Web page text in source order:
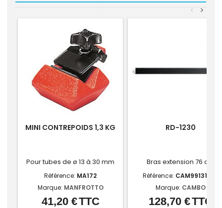
>
<
MINI CONTREPOIDS 1,3 KG
Pour tubes de ø 13 à 30 mm
Référence: MA172
Marque: MANFROTTO
Prix
41,20 €TTC
RD-1230
Bras extension 76 cm
Référence: CAM99131273
Marque: CAMBO
Prix
128,70 €TTC